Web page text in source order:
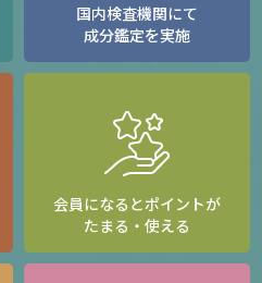
国内検査機関にて
成分鑑定を実施
会員になるとポイントが
たまる・使える